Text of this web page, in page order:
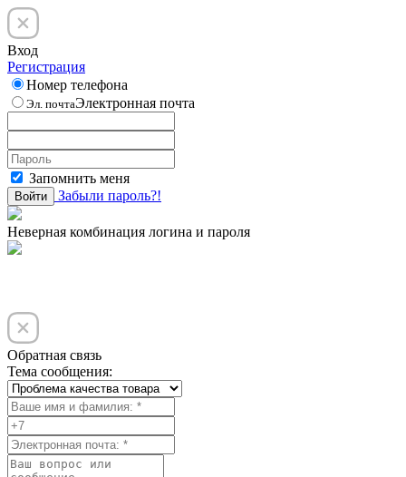
Вход
Регистрация
Номер телефона
Эл. почтаЭлектронная почта
Запомнить меня
Войти Забыли пароль?!
Неверная комбинация логина и пароля
Обратная связь
Тема сообщения: